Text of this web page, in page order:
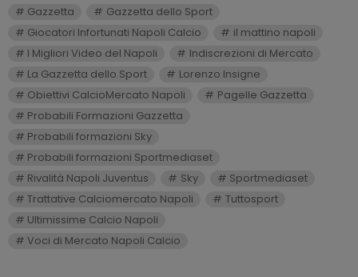
Gazzetta
Gazzetta dello Sport
Giocatori Infortunati Napoli Calcio
il mattino napoli
I Migliori Video del Napoli
Indiscrezioni di Mercato
La Gazzetta dello Sport
Lorenzo Insigne
Obiettivi CalcioMercato Napoli
Pagelle Gazzetta
Probabili Formazioni Gazzetta
Probabili formazioni Sky
Probabili formazioni Sportmediaset
Rivalità Napoli Juventus
Sky
Sportmediaset
Trattative Calciomercato Napoli
Tuttosport
Ultimissime Calcio Napoli
Voci di Mercato Napoli Calcio